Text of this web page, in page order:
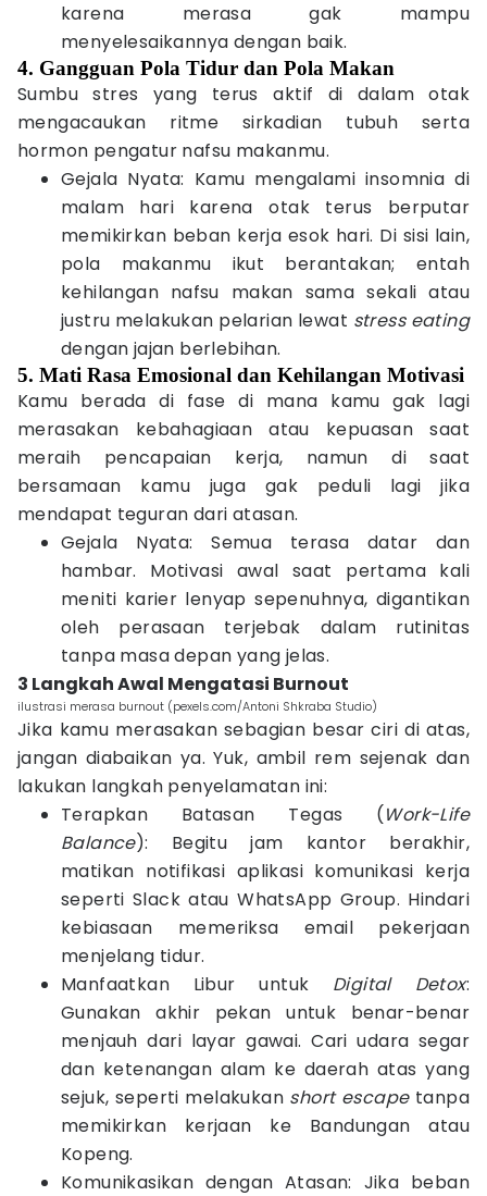
karena merasa gak mampu
menyelesaikannya dengan baik.
4. Gangguan Pola Tidur dan Pola Makan
Sumbu stres yang terus aktif di dalam otak
mengacaukan ritme sirkadian tubuh serta
hormon pengatur nafsu makanmu.
Gejala Nyata: Kamu mengalami insomnia di
malam hari karena otak terus berputar
memikirkan beban kerja esok hari. Di sisi lain,
pola makanmu ikut berantakan; entah
kehilangan nafsu makan sama sekali atau
justru melakukan pelarian lewat stress eating
dengan jajan berlebihan.
5. Mati Rasa Emosional dan Kehilangan Motivasi
Kamu berada di fase di mana kamu gak lagi
merasakan kebahagiaan atau kepuasan saat
meraih pencapaian kerja, namun di saat
bersamaan kamu juga gak peduli lagi jika
mendapat teguran dari atasan.
Gejala Nyata: Semua terasa datar dan
hambar. Motivasi awal saat pertama kali
meniti karier lenyap sepenuhnya, digantikan
oleh perasaan terjebak dalam rutinitas
tanpa masa depan yang jelas.
3 Langkah Awal Mengatasi Burnout
ilustrasi merasa burnout (pexels.com/Antoni Shkraba Studio)
Jika kamu merasakan sebagian besar ciri di atas,
jangan diabaikan ya. Yuk, ambil rem sejenak dan
lakukan langkah penyelamatan ini:
Terapkan Batasan Tegas (Work-Life
Balance): Begitu jam kantor berakhir,
matikan notifikasi aplikasi komunikasi kerja
seperti Slack atau WhatsApp Group. Hindari
kebiasaan memeriksa email pekerjaan
menjelang tidur.
Manfaatkan Libur untuk Digital Detox:
Gunakan akhir pekan untuk benar-benar
menjauh dari layar gawai. Cari udara segar
dan ketenangan alam ke daerah atas yang
sejuk, seperti melakukan short escapetanpa
memikirkan kerjaan ke Bandungan atau
Kopeng.
Komunikasikan dengan Atasan: Jika beban